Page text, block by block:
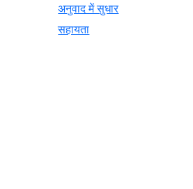
अनुवाद में सुधार
सहायता